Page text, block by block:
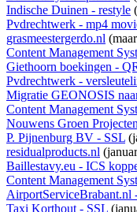
Indische Duinen - restyle
Pvdrechtwerk - mp4
grasmeestergerdo.nl
Content Management
Giethoorn boekingen -
Pvdrechtwerk -
Migratie GEONOSIS
Content Management
Nouwens Groen
P. Pijnenburg BV - SSL
residualproducts.nl
Baillestavy.eu - ICS
Content Management
AirportServiceBrabant.nl
Taxi Korthout - SSL